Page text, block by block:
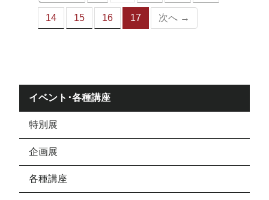
14 15 16 17
（こ
次へ →
イベント･各種講座
特別展
企画展
各種講座